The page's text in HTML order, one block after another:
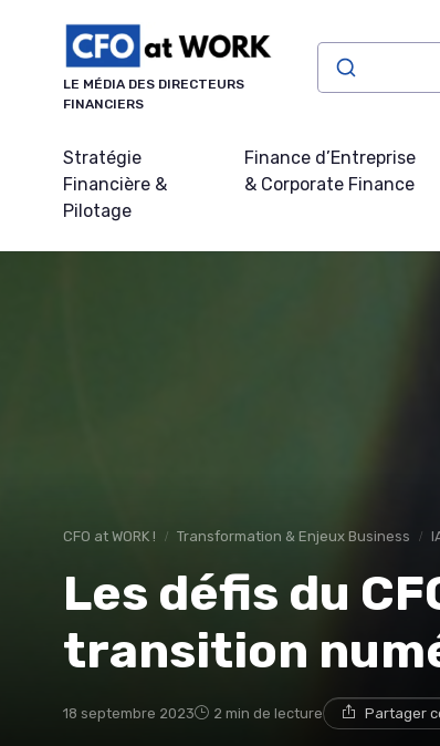
LE MÉDIA DES DIRECTEURS
FINANCIERS
Stratégie
Financière &
Pilotage
Finance d’Entreprise
& Corporate Finance
CFO at WORK ! Transformation & Enjeux Business
Les défis du
transition
18 septembre 2023 2 min de lecture Partager